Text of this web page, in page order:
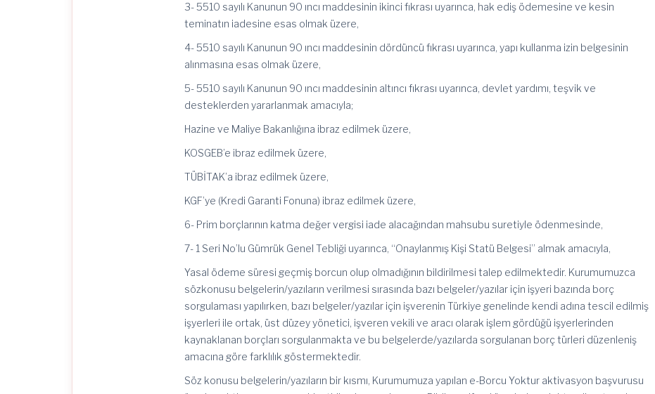
3- 5510 sayılı Kanunun 90 ıncı maddesinin ikinci fıkrası uyarınca, hak ediş ödemesine ve kesin
teminatın iadesine esas olmak üzere,
4- 5510 sayılı Kanunun 90 ıncı maddesinin dördüncü fıkrası uyarınca, yapı kullanma izin belgesinin
alınmasına esas olmak üzere,
5- 5510 sayılı Kanunun 90 ıncı maddesinin altıncı fıkrası uyarınca, devlet yardımı, teşvik ve
desteklerden yararlanmak amacıyla;
Hazine ve Maliye Bakanlığına ibraz edilmek üzere,
KOSGEB’e ibraz edilmek üzere,
TÜBİTAK’a ibraz edilmek üzere,
KGF’ye (Kredi Garanti Fonuna) ibraz edilmek üzere,
6- Prim borçlarının katma değer vergisi iade alacağından mahsubu suretiyle ödenmesinde,
7- 1 Seri No’lu Gümrük Genel Tebliği uyarınca, “Onaylanmış Kişi Statü Belgesi” almak amacıyla,
Yasal ödeme süresi geçmiş borcun olup olmadığının bildirilmesi talep edilmektedir. Kurumumuzca
sözkonusu belgelerin/yazıların verilmesi sırasında bazı belgeler/yazılar için işyeri bazında borç
sorgulaması yapılırken, bazı belgeler/yazılar için işverenin Türkiye genelinde kendi adına tescil edilmiş
işyerleri ile ortak, üst düzey yönetici, işveren vekili ve aracı olarak işlem gördüğü işyerlerinden
kaynaklanan borçları sorgulanmakta ve bu belgelerde/yazılarda sorgulanan borç türleri düzenleniş
amacına göre farklılık göstermektedir.
Söz konusu belgelerin/yazıların bir kısmı, Kurumumuza yapılan e-Borcu Yoktur aktivasyon başvurusu